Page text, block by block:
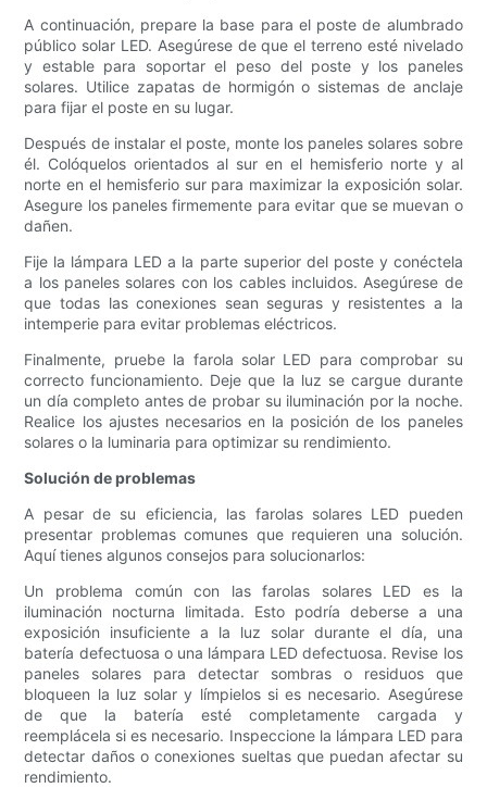
A continuación, prepare la base para el poste de alumbrado
público solar LED. Asegúrese de que el terreno esté nivelado
y estable para soportar el peso del poste y los paneles
solares. Utilice zapatas de hormigón o sistemas de anclaje
para fijar el poste en su lugar.
Después de instalar el poste, monte los paneles solares sobre
él. Colóquelos orientados al sur en el hemisferio norte y al
norte en el hemisferio sur para maximizar la exposición solar.
Asegure los paneles firmemente para evitar que se muevan o
dañen.
Fije la lámpara LED a la parte superior del poste y conéctela
a los paneles solares con los cables incluidos. Asegúrese de
que todas las conexiones sean seguras y resistentes a la
intemperie para evitar problemas eléctricos.
Finalmente, pruebe la farola solar LED para comprobar su
correcto funcionamiento. Deje que la luz se cargue durante
un día completo antes de probar su iluminación por la noche.
Realice los ajustes necesarios en la posición de los paneles
solares o la luminaria para optimizar su rendimiento.
Solución de problemas
A pesar de su eficiencia, las farolas solares LED pueden
presentar problemas comunes que requieren una solución.
Aquí tienes algunos consejos para solucionarlos:
Un problema común con las farolas solares LED es la
iluminación nocturna limitada. Esto podría deberse a una
exposición insuficiente a la luz solar durante el día, una
batería defectuosa o una lámpara LED defectuosa. Revise los
paneles solares para detectar sombras o residuos que
bloqueen la luz solar y límpielos si es necesario. Asegúrese
de que la batería esté completamente cargada y
reemplácela si es necesario. Inspeccione la lámpara LED para
detectar daños o conexiones sueltas que puedan afectar su
rendimiento.